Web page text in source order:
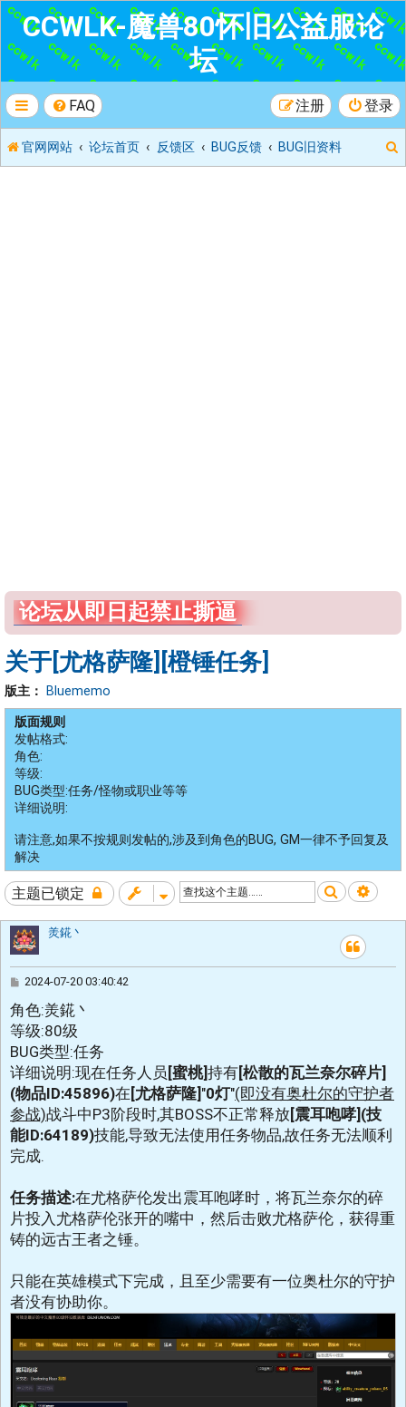
CCWLK-魔兽80怀旧公益服论
坛
FAQ 登录
注册
官网网站 论坛首页 反馈区 BUG反馈 BUG旧资料
论坛从即日起禁止撕逼
关于[尤格萨隆][橙锤任务]
版主： Bluememo
版面规则
发帖格式:
角色:
等级:
BUG类型:任务/怪物或职业等等
详细说明:
请注意,如果不按规则发帖的,涉及到角色的BUG, GM一律不予回复及
解决
主题已锁定 搜索 高级
羙錵丶
帖
2024-07-20 03:40:42
角色:羙錵丶
等级:80级
BUG类型:任务
详细说明:现在任务人员 [蜜桃]持有[松散的瓦兰奈尔碎片]
(物品ID:45896)在 [尤格萨隆] "0灯"(即没有奥杜尔的守护者
参战)战斗中P3阶段时,其BOSS不正常释放[震耳咆哮](技
能ID:64189)技能,导致无法使用任务物品,故任务无法顺利
完成.
任务描述:在尤格萨伦发出震耳咆哮时，将瓦兰奈尔的碎
片投入尤格萨伦张开的嘴中，然后击败尤格萨伦，获得重
铸的远古王者之锤。
只能在英雄模式下完成，且至少需要有一位奥杜尔的守护
者没有协助你。